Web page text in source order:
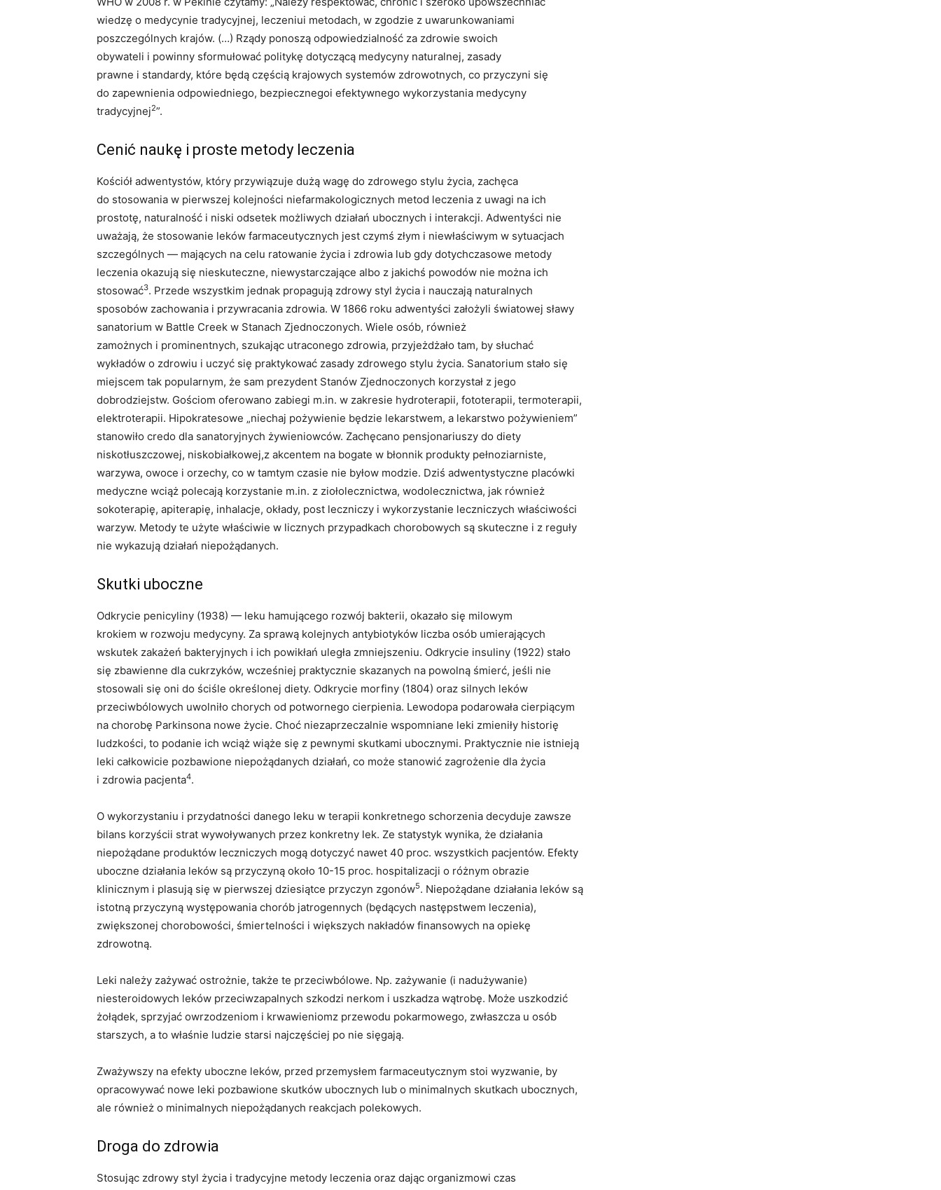
wiedzę o medycynie tradycyjnej, leczeniui metodach, w zgodzie z uwarunkowaniami
poszczególnych krajów. (…) Rządy ponoszą odpowiedzialność za zdrowie swoich
obywateli i powinny sformułować politykę dotyczącą medycyny naturalnej, zasady
prawne i standardy, które będą częścią krajowych systemów zdrowotnych, co przyczyni się
do zapewnienia odpowiedniego, bezpiecznegoi efektywnego wykorzystania medycyny
tradycyjnej2”.
Cenić naukę i proste metody leczenia
Kościół adwentystów, który przywiązuje dużą wagę do zdrowego stylu życia, zachęca
do stosowania w pierwszej kolejności niefarmakologicznych metod leczenia z uwagi na ich
prostotę, naturalność i niski odsetek możliwych działań ubocznych i interakcji. Adwentyści nie
uważają, że stosowanie leków farmaceutycznych jest czymś złym i niewłaściwym w sytuacjach
szczególnych — mających na celu ratowanie życia i zdrowia lub gdy dotychczasowe metody
leczenia okazują się nieskuteczne, niewystarczające albo z jakichś powodów nie można ich
stosować3. Przede wszystkim jednak propagują zdrowy styl życia i nauczają naturalnych
sposobów zachowania i przywracania zdrowia. W 1866 roku adwentyści założyli światowej sławy
sanatorium w Battle Creek w Stanach Zjednoczonych. Wiele osób, również
zamożnych i prominentnych, szukając utraconego zdrowia, przyjeżdżało tam, by słuchać
wykładów o zdrowiu i uczyć się praktykować zasady zdrowego stylu życia. Sanatorium stało się
miejscem tak popularnym, że sam prezydent Stanów Zjednoczonych korzystał z jego
dobrodziejstw. Gościom oferowano zabiegi m.in. w zakresie hydroterapii, fototerapii, termoterapii,
elektroterapii. Hipokratesowe „niechaj pożywienie będzie lekarstwem, a lekarstwo pożywieniem”
stanowiło credo dla sanatoryjnych żywieniowców. Zachęcano pensjonariuszy do diety
niskotłuszczowej, niskobiałkowej,z akcentem na bogate w błonnik produkty pełnoziarniste,
warzywa, owoce i orzechy, co w tamtym czasie nie byłow modzie. Dziś adwentystyczne placówki
medyczne wciąż polecają korzystanie m.in. z ziołolecznictwa, wodolecznictwa, jak również
sokoterapię, apiterapię, inhalacje, okłady, post leczniczy i wykorzystanie leczniczych właściwości
warzyw. Metody te użyte właściwie w licznych przypadkach chorobowych są skuteczne i z reguły
nie wykazują działań niepożądanych.
Skutki uboczne
Odkrycie penicyliny (1938) — leku hamującego rozwój bakterii, okazało się milowym
krokiem w rozwoju medycyny. Za sprawą kolejnych antybiotyków liczba osób umierających
wskutek zakażeń bakteryjnych i ich powikłań uległa zmniejszeniu. Odkrycie insuliny (1922) stało
się zbawienne dla cukrzyków, wcześniej praktycznie skazanych na powolną śmierć, jeśli nie
stosowali się oni do ściśle określonej diety. Odkrycie morfiny (1804) oraz silnych leków
przeciwbólowych uwolniło chorych od potwornego cierpienia. Lewodopa podarowała cierpiącym
na chorobę Parkinsona nowe życie. Choć niezaprzeczalnie wspomniane leki zmieniły historię
ludzkości, to podanie ich wciąż wiąże się z pewnymi skutkami ubocznymi. Praktycznie nie istnieją
leki całkowicie pozbawione niepożądanych działań, co może stanowić zagrożenie dla życia
i zdrowia pacjenta4.
O wykorzystaniu i przydatności danego leku w terapii konkretnego schorzenia decyduje zawsze
bilans korzyścii strat wywoływanych przez konkretny lek. Ze statystyk wynika, że działania
niepożądane produktów leczniczych mogą dotyczyć nawet 40 proc. wszystkich pacjentów. Efekty
uboczne działania leków są przyczyną około 10-15 proc. hospitalizacji o różnym obrazie
klinicznym i plasują się w pierwszej dziesiątce przyczyn zgonów5. Niepożądane działania leków są
istotną przyczyną występowania chorób jatrogennych (będących następstwem leczenia),
zwiększonej chorobowości, śmiertelności i większych nakładów finansowych na opiekę
zdrowotną.
Leki należy zażywać ostrożnie, także te przeciwbólowe. Np. zażywanie (i nadużywanie)
niesteroidowych leków przeciwzapalnych szkodzi nerkom i uszkadza wątrobę. Może uszkodzić
żołądek, sprzyjać owrzodzeniom i krwawieniomz przewodu pokarmowego, zwłaszcza u osób
starszych, a to właśnie ludzie starsi najczęściej po nie sięgają.
Zważywszy na efekty uboczne leków, przed przemysłem farmaceutycznym stoi wyzwanie, by
opracowywać nowe leki pozbawione skutków ubocznych lub o minimalnych skutkach ubocznych,
ale również o minimalnych niepożądanych reakcjach polekowych.
Droga do zdrowia
Stosując zdrowy styl życia i tradycyjne metody leczenia oraz dając organizmowi czas